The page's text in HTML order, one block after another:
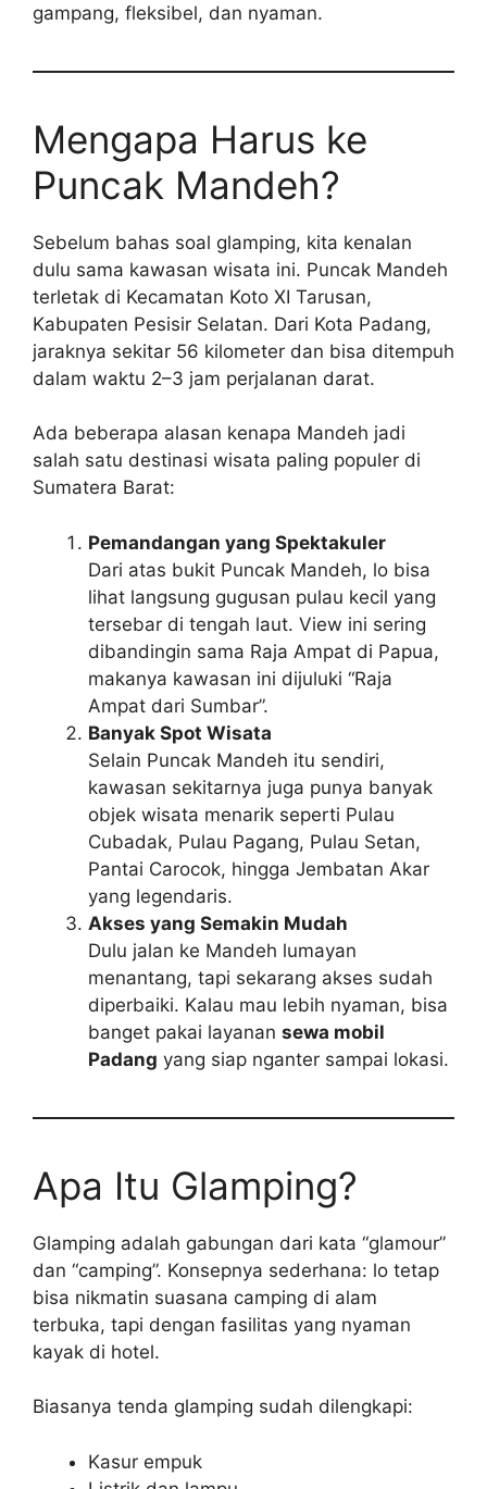
gampang, fleksibel, dan nyaman.
Mengapa Harus ke
Puncak Mandeh?
Sebelum bahas soal glamping, kita kenalan
dulu sama kawasan wisata ini. Puncak Mandeh
terletak di Kecamatan Koto XI Tarusan,
Kabupaten Pesisir Selatan. Dari Kota Padang,
jaraknya sekitar 56 kilometer dan bisa ditempuh
dalam waktu 2–3 jam perjalanan darat.
Ada beberapa alasan kenapa Mandeh jadi
salah satu destinasi wisata paling populer di
Sumatera Barat:
Pemandangan yang Spektakuler
Dari atas bukit Puncak Mandeh, lo bisa
lihat langsung gugusan pulau kecil yang
tersebar di tengah laut. View ini sering
dibandingin sama Raja Ampat di Papua,
makanya kawasan ini dijuluki “Raja
Ampat dari Sumbar”.
Banyak Spot Wisata
Selain Puncak Mandeh itu sendiri,
kawasan sekitarnya juga punya banyak
objek wisata menarik seperti Pulau
Cubadak, Pulau Pagang, Pulau Setan,
Pantai Carocok, hingga Jembatan Akar
yang legendaris.
Akses yang Semakin Mudah
Dulu jalan ke Mandeh lumayan
menantang, tapi sekarang akses sudah
diperbaiki. Kalau mau lebih nyaman, bisa
banget pakai layanan sewa mobil
Padang yang siap nganter sampai lokasi.
Apa Itu Glamping?
Glamping adalah gabungan dari kata “glamour”
dan “camping”. Konsepnya sederhana: lo tetap
bisa nikmatin suasana camping di alam
terbuka, tapi dengan fasilitas yang nyaman
kayak di hotel.
Biasanya tenda glamping sudah dilengkapi:
Kasur empuk